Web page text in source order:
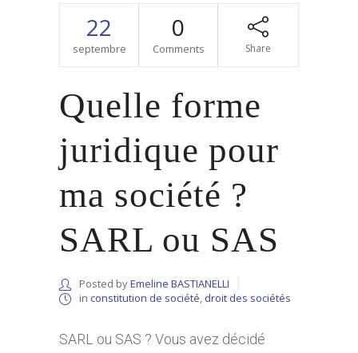
22
septembre
0
Comments Share
Quelle forme
juridique pour
ma société ?
SARL ou SAS
Posted byEmeline BASTIANELLI
in constitution de société, droit des sociétés
SARL ou SAS ? Vous avez décidé